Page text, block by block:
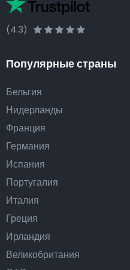
(4.3)
Популярные страны
Бельгия
Нидерланды
Франция
Германия
Испания
Португалия
Италия
Греция
Ирландия
Великобритания